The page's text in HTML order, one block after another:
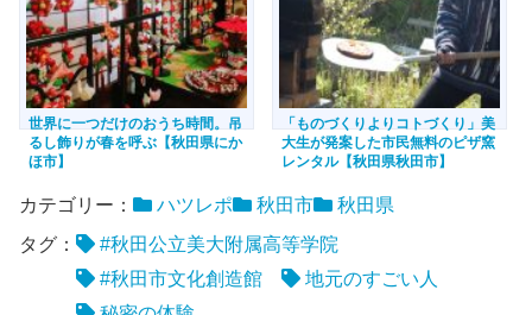
世界に一つだけのおうち時間。吊
るし飾りが春を呼ぶ【秋田県にか
ほ市】
「ものづくりよりコトづくり」美
大生が発案した市民無料のピザ窯
レンタル【秋田県秋田市】
カテゴリー： ハツレポ 秋田市
秋田県
タグ：
#秋田公立美大附属高等学院
#秋田市文化創造館
地元のすごい人